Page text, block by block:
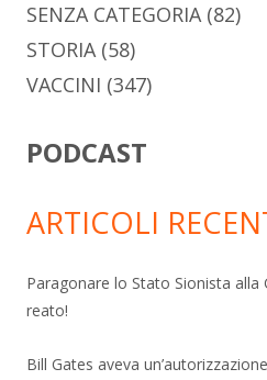
SENZA CATEGORIA(82)
STORIA(58)
VACCINI (347)
PODCAST
ARTICOLI
Paragonare lo Stato Sionista alla
reato!
Bill Gates aveva